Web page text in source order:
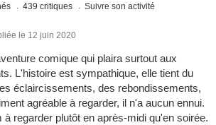
439 critiques Suivre son activité
le 12 juin 2020
comique qui plaira surtout aux
L'histoire est sympathique, elle tient du
éclaircissements, des rebondissements,
agréable à regarder, il n'a aucun ennui.
à regarder plutôt en après-midi qu'en soirée.